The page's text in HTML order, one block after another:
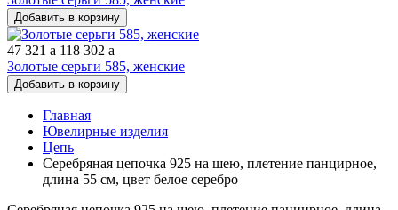
Добавить в корзину
47 321 a 118 302 a
Золотые серьги 585, женские
Добавить в корзину
Главная
Ювелирные изделия
Цепь
Серебряная цепочка 925 на шею, плетение панцирное,
длина 55 см, цвет белое серебро